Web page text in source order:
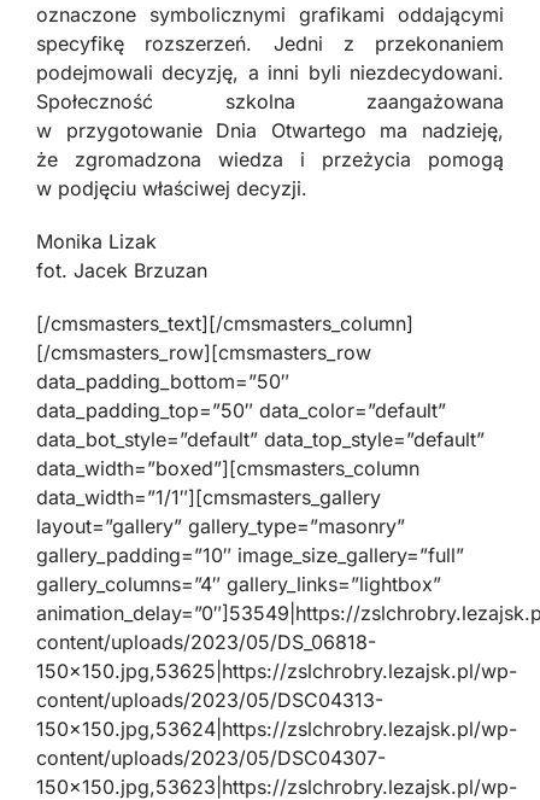
oznaczone symbolicznymi grafikami oddającymi
specyfikę rozszerzeń. Jedni z przekonaniem
podejmowali decyzję, a inni byli niezdecydowani.
Społeczność szkolna zaangażowana
w przygotowanie Dnia Otwartego ma nadzieję,
że zgromadzona wiedza i przeżycia pomogą
w podjęciu właściwej decyzji.
Monika Lizak
fot. Jacek Brzuzan
[/cmsmasters_text][/cmsmasters_column]
[/cmsmasters_row][cmsmasters_row
data_padding_bottom=”50″
data_padding_top=”50″ data_color=”default”
data_bot_style=”default” data_top_style=”default”
data_width=”boxed”][cmsmasters_column
data_width=”1/1″][cmsmasters_gallery
layout=”gallery” gallery_type=”masonry”
gallery_padding=”10″ image_size_gallery=”full”
gallery_columns=”4″ gallery_links=”lightbox”
animation_delay=”0″]53549|https://
content/uploads/2023/05/DS_06818-
150×150.jpg,53625|https://zslchrobry.lezajsk.pl/wp-
content/uploads/2023/05/DSC04313-
150×150.jpg,53624|https://zslchrobry.lezajsk.pl/wp-
content/uploads/2023/05/DSC04307-
150×150.jpg,53623|https://zslchrobry.lezajsk.pl/wp-